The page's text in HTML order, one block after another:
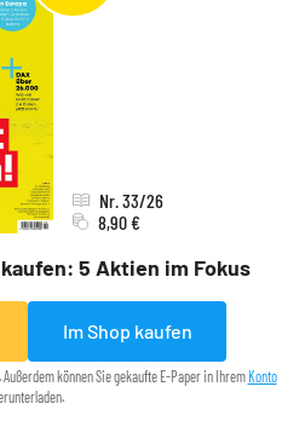
5 Aktien im Fokus
Nr. 33/26
8,90 €
Im Shop kaufen
können Sie gekaufte E-Paper in Ihrem Konto